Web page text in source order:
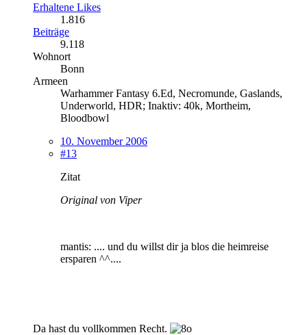
Erhaltene Likes
1.816
Beiträge
9.118
Wohnort
Bonn
Armeen
Warhammer Fantasy 6.Ed, Necromunde, Gaslands,
Underworld, HDR; Inaktiv: 40k, Mortheim,
Bloodbowl
10. November 2006
#13
Zitat
Original von Viper
mantis: .... und du willst dir ja blos die heimreise
ersparen ^^....
Da hast du vollkommen Recht.